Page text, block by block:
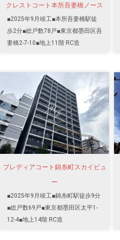
クレストコート本所吾妻橋ノース
■2025年9月竣工■本所吾妻橋駅徒
歩2分■総戸数78戸■東京都墨田区吾
妻橋2-7-10■地上11階 RC造
プレディアコート錦糸町スカイビュ
ー
■2025年9月竣工■錦糸町駅徒歩9分
■総戸数69戸■東京都墨田区太平1-
12-4■地上14階 RC造